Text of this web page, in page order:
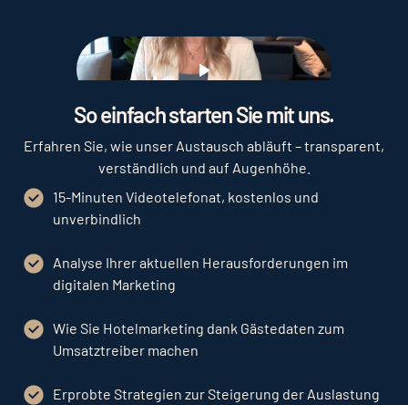
Play
So einfach starten Sie mit uns.
Erfahren Sie, wie unser Austausch abläuft – transparent,
verständlich und auf Augenhöhe.
15-Minuten Videotelefonat, kostenlos und
unverbindlich
Analyse Ihrer aktuellen Herausforderungen im
digitalen Marketing
Wie Sie Hotelmarketing dank Gästedaten zum
Umsatztreiber machen
Erprobte Strategien zur Steigerung der Auslastung